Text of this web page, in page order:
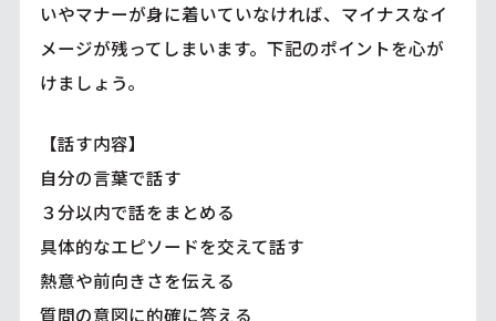
いやマナーが身に着いていなければ、マイナスなイ
メージが残ってしまいます。下記のポイントを心が
けましょう。
【話す内容】
自分の言葉で話す
３分以内で話をまとめる
具体的なエピソードを交えて話す
熱意や前向きさを伝える
質問の意図に的確に答える